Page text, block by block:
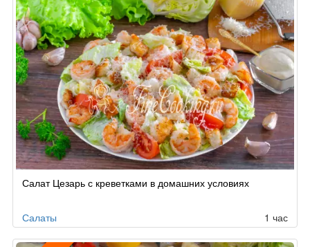
Салат Цезарь с креветками в домашних условиях
Салаты 1 час